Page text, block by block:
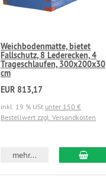
Weichbodenmatte, bietet
Fallschutz, 8 Lederecken, 4
Trageschlaufen, 300x200x30
cm
EUR 813,17
inkl. 19 % USt unter 150 €
Bestellwert zzgl. Versandkosten
mehr...